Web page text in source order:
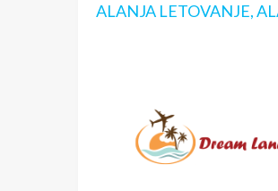
ALANJA LETOVANJE,